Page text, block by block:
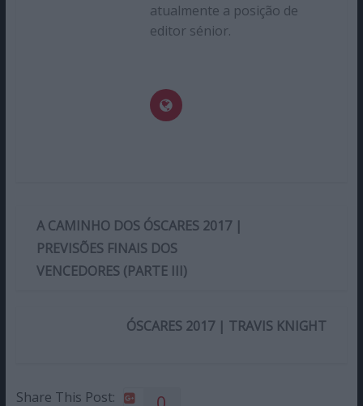
atualmente a posição de
editor sénior.
A CAMINHO DOS ÓSCARES 2017 |
PREVISÕES FINAIS DOS
VENCEDORES (PARTE III)
ÓSCARES 2017 | TRAVIS KNIGHT
Share This Post: